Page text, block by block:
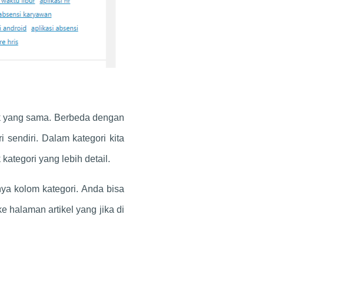
sama. Berbeda dengan
sendiri. Dalam kategori kita
yang lebih detail.
kolom kategori. Anda bisa
halaman artikel yang jika di